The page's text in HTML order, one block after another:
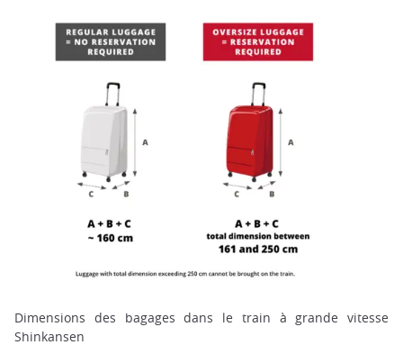
Dimensions des bagages dans le train à grande vitesse
Shinkansen